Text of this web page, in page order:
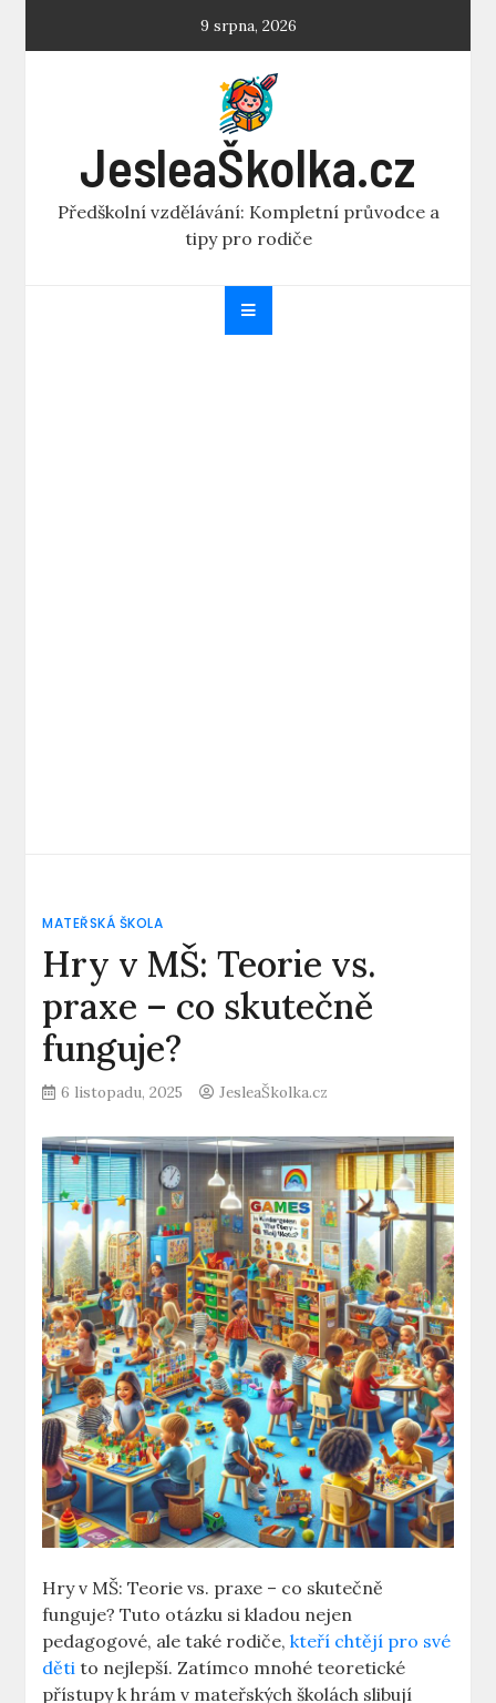
9 srpna, 2026
JesleaŠkolka.cz
Předškolní vzdělávání: Kompletní průvodce a
tipy pro rodiče
MATEŘSKÁ ŠKOLA
Hry v MŠ: Teorie vs.
praxe – co skutečně
funguje?
6 listopadu, 2025 JesleaŠkolka.cz
Hry v MŠ: Teorie vs. praxe – co skutečně
funguje? Tuto otázku si kladou nejen
pedagogové, ale také rodiče,kteří chtějí pro své
děti to nejlepší. Zatímco mnohé teoretické
přístupy k hrám v mateřských školách slibují